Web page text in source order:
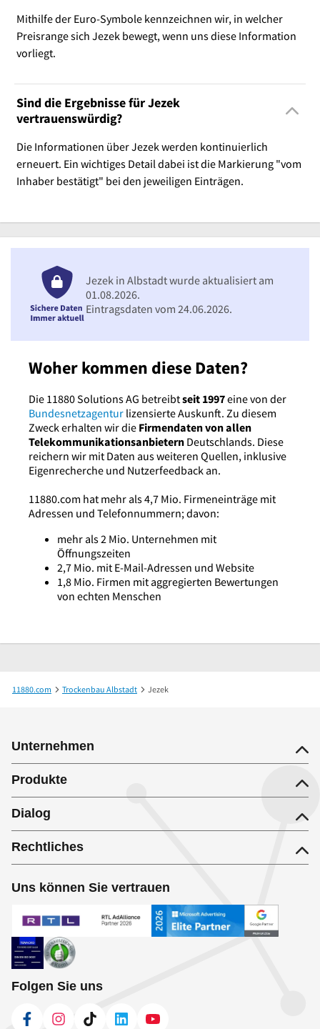
Mithilfe der Euro-Symbole kennzeichnen wir, in welcher
Preisrange sich Jezek bewegt, wenn uns diese Information
vorliegt.
Sind die Ergebnisse für Jezek
vertrauenswürdig?
Die Informationen über Jezek werden kontinuierlich
erneuert. Ein wichtiges Detail dabei ist die Markierung "vom
Inhaber bestätigt" bei den jeweiligen Einträgen.
Woher kommen diese Daten?
Die 11880 Solutions AG betreibtseit 1997eine von der
Bundesnetzagentur lizensierte Auskunft. Zu diesem
Zweck erhalten wir die Firmendaten von allen
Telekommunikationsanbietern Deutschlands. Diese
reichern wir mit Daten aus weiteren Quellen, inklusive
Eigenrecherche und Nutzerfeedback an.
11880.com hat mehr als 4,7 Mio. Firmeneinträge mit
Adressen und Telefonnummern; davon:
mehr als 2 Mio. Unternehmen mit
Öffnungszeiten
2,7 Mio. mit E-Mail-Adressen und Website
1,8 Mio. Firmen mit aggregierten Bewertungen
von echten Menschen
Jezek in Albstadt wurde aktualisiert am
01.08.2026.
Eintragsdaten vom 24.06.2026.
11880.com Trockenbau Albstadt Jezek
Unternehmen
Produkte
Dialog
Rechtliches
Uns können Sie vertrauen
Folgen Sie uns